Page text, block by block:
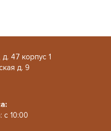
47 корпус 1
д. 9
с 10:00